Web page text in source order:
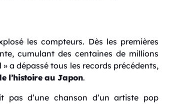
les compteurs. Dès les premières
cumulant des centaines de millions
a dépassé tous les records précédents,
l’histoire au Japon.
pas d’une chanson d’un artiste pop